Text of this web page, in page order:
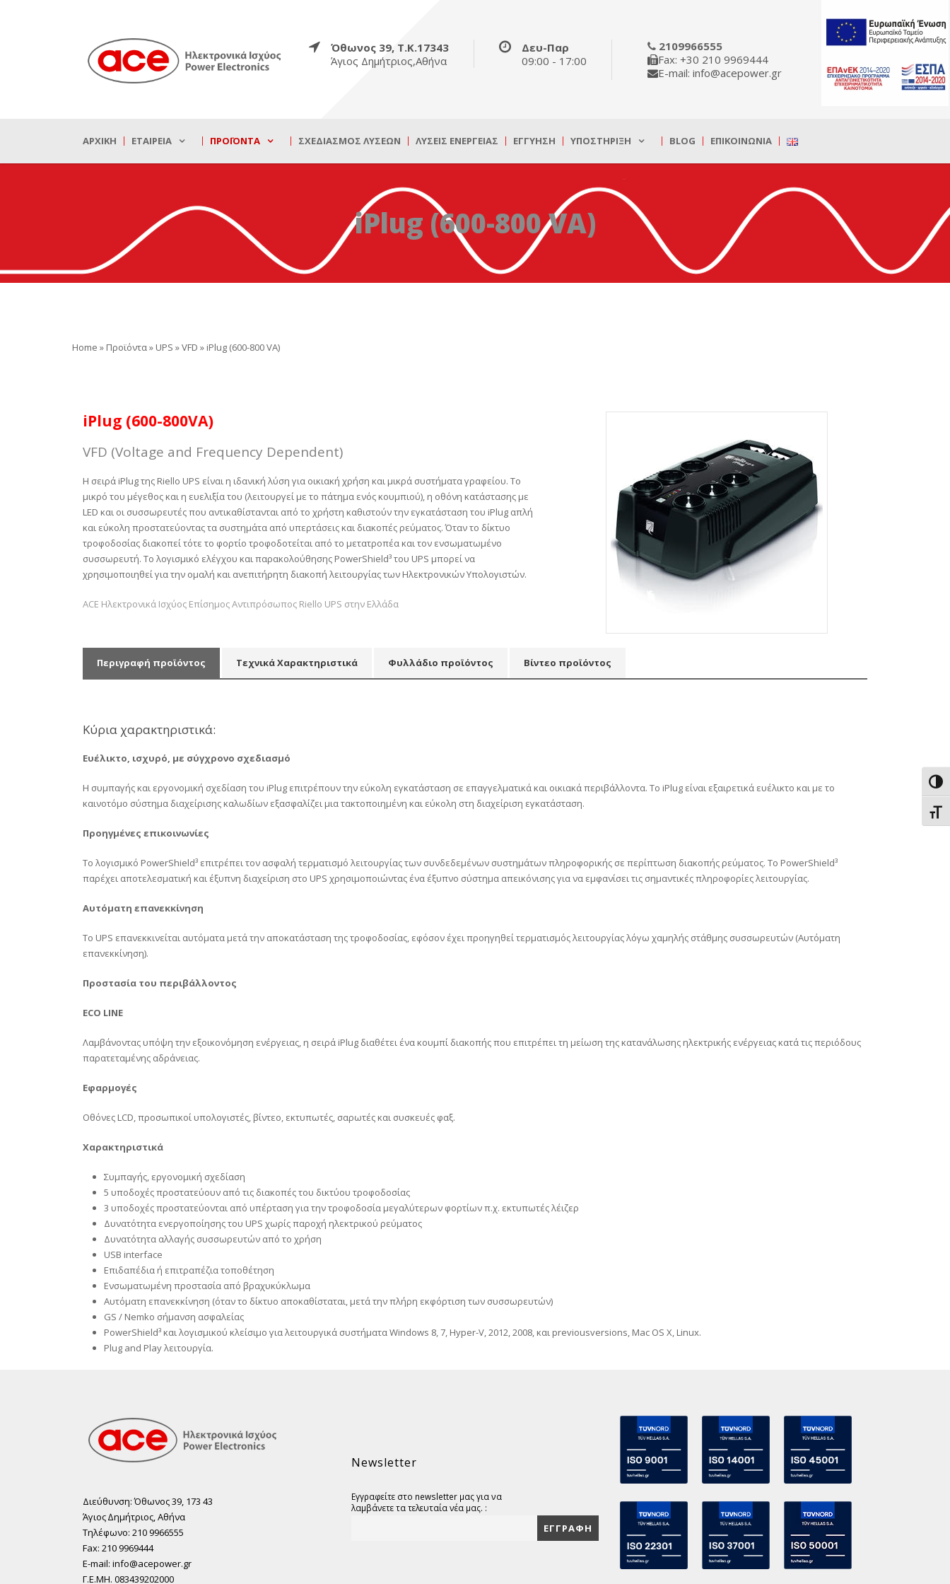
Όθωνος 39, Τ.Κ.17343
Άγιος Δημήτριος,Αθήνα
Δευ-Παρ
09:00 - 17:00
2109966555
Fax: +30 210 9969444
E-mail: info@acepower.gr
ΑΡΧΙΚΉ ΕΤΑΙΡΕΊΑ ΠΡΟΪΌΝΤΑ ΣΧΕΔΙΑΣΜΌΣ ΛΎΣΕΩΝ ΛΎΣΕΙΣ ΕΝΈΡΓΕΙΑΣ ΕΓΓΎΗΣΗ ΥΠΟΣΤΉΡΙΞΗ BLOG ΕΠΙΚΟΙΝΩΝΊΑ
iPlug (600-800 VA)
Home » Προϊόντα» UPS »VFD » iPlug (600-800 VA)
iPlug (600-800VA)
VFD (Voltage and Frequency Dependent)
Η σειρά iPlug της Riello UPS είναι η ιδανική λύση για οικιακή χρήση και μικρά συστήματα γραφείου. Το
μικρό του μέγεθος και η ευελιξία του (λειτουργεί με το πάτημα ενός κουμπιού), η οθόνη κατάστασης με
LED και οι συσσωρευτές που αντικαθίστανται από το χρήστη καθιστούν την εγκατάσταση του iPlug απλή
και εύκολη προστατεύοντας τα συστημάτα από υπερτάσεις και διακοπές ρεύματος. Όταν το δίκτυο
τροφοδοσίας διακοπεί τότε το φορτίο τροφοδοτείται από το μετατροπέα και τον ενσωματωμένο
συσσωρευτή. Το λογισμικό ελέγχου και παρακολούθησης PowerShield³ του UPS μπορεί να
χρησιμοποιηθεί για την ομαλή και ανεπιτήρητη διακοπή λειτουργίας των Ηλεκτρονικών Υπολογιστών.
ACE Ηλεκτρονικά Ισχύος Επίσημος Αντιπρόσωπος Riello UPS στην Ελλάδα
Περιγραφή προϊόντος Τεχνικά Χαρακτηριστικά Φυλλάδιο προϊόντος Βίντεο προϊόντος
Κύρια χαρακτηριστικά:
Ευέλικτο, ισχυρό, με σύγχρονο σχεδιασμό
Η συμπαγής και εργονομική σχεδίαση του iPlug επιτρέπουν την εύκολη εγκατάσταση σε επαγγελματικά και οικιακά περιβάλλοντα. Το iPlug είναι εξαιρετικά ευέλικτο και με το
καινοτόμο σύστημα διαχείρισης καλωδίων εξασφαλίζει μια τακτοποιημένη και εύκολη στη διαχείριση εγκατάσταση.
Προηγμένες επικοινωνίες
Το λογισμικό PowerShield³ επιτρέπει τον ασφαλή τερματισμό λειτουργίας των συνδεδεμένων συστημάτων πληροφορικής σε περίπτωση διακοπής ρεύματος. Το PowerShield³
παρέχει αποτελεσματική και έξυπνη διαχείριση στο UPS χρησιμοποιώντας ένα έξυπνο σύστημα απεικόνισης για να εμφανίσει τις σημαντικές πληροφορίες λειτουργίας.
Αυτόματη επανεκκίνηση
Το UPS επανεκκινείται αυτόματα μετά την αποκατάσταση της τροφοδοσίας, εφόσον έχει προηγηθεί τερματισμός λειτουργίας λόγω χαμηλής στάθμης συσσωρευτών (Αυτόματη
επανεκκίνηση).
Προστασία του περιβάλλοντος
ECO LINE
Λαμβάνοντας υπόψη την εξοικονόμηση ενέργειας, η σειρά iPlug διαθέτει ένα κουμπί διακοπής που επιτρέπει τη μείωση της κατανάλωσης ηλεκτρικής ενέργειας κατά τις περιόδους
παρατεταμένης αδράνειας.
Εφαρμογές
Οθόνες LCD, προσωπικοί υπολογιστές, βίντεο, εκτυπωτές, σαρωτές και συσκευές φαξ.
Χαρακτηριστικά
Συμπαγής, εργονομική σχεδίαση
5 υποδοχές προστατεύουν από τις διακοπές του δικτύου τροφοδοσίας
3 υποδοχές προστατεύονται από υπέρταση για την τροφοδοσία μεγαλύτερων φορτίων π.χ. εκτυπωτές λέιζερ
Δυνατότητα ενεργοποίησης του UPS χωρίς παροχή ηλεκτρικού ρεύματος
Δυνατότητα αλλαγής συσσωρευτών από το χρήση
USB interface
Επιδαπέδια ή επιτραπέζια τοποθέτηση
Ενσωματωμένη προστασία από βραχυκύκλωμα
Αυτόματη επανεκκίνηση (όταν το δίκτυο αποκαθίσταται, μετά την πλήρη εκφόρτιση των συσσωρευτών)
GS / Nemko σήμανση ασφαλείας
PowerShield³ και λογισμικού κλείσιμο για λειτουργικά συστήματα Windows 8, 7, Hyper-V, 2012, 2008, και previousversions, Mac OS X, Linux.
Plug and Play λειτουργία.
Διεύθυνση: Όθωνος 39, 173 43
Άγιος ∆ηµήτριος, Αθήνα
Τηλέφωνο: 210 9966555
Fax: 210 9969444
E-mail: info@acepower.gr
Γ.Ε.ΜΗ. 083439202000
Newsletter
Εγγραφείτε στο newsletter μας για να
λαμβάνετε τα τελευταία νέα μας. :